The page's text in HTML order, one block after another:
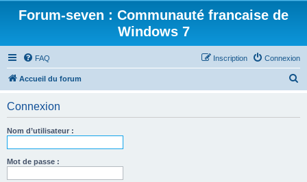
Forum-seven : Communauté francaise de
Windows 7
FAQ Connexion
Inscription
Accueil du forum
Connexion
Nom d’utilisateur :
Mot de passe :